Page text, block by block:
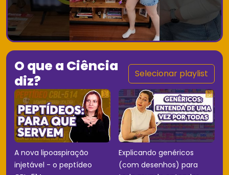
O que a Ciência
diz?
Selecionar playlist
A nova lipoaspiração
injetável - o peptídeo
Explicando genéricos
(com desenhos) para